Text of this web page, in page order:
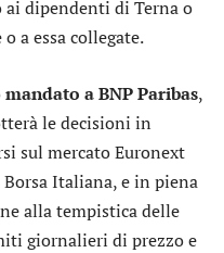
dipendenti di Terna o
a essa collegate.
mandato a BNP Paribas,
le decisioni in
sul mercato Euronext
Italiana, e in piena
alla tempistica delle
giornalieri di prezzo e